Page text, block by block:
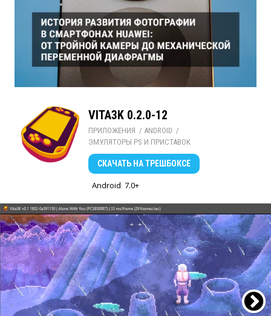
VITA3K 0.2.0-12
ПРИЛОЖЕНИЯ / ANDROID /
ЭМУЛЯТОРЫ PS И ПРИСТАВОК
СКАЧАТЬ НА ТРЕШБОКСЕ
Android 7.0+